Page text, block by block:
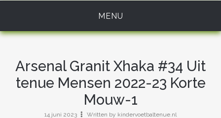
MENU
Arsenal Granit Xhaka #34 Uit
tenue Mensen 2022-23 Korte
Mouw-1
14 juni 2023 Written by kindervoetbaltenue.nl